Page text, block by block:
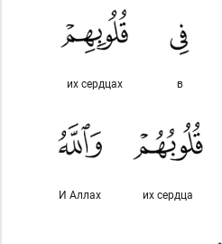
в
их сердцах
их сердца
И Аллах